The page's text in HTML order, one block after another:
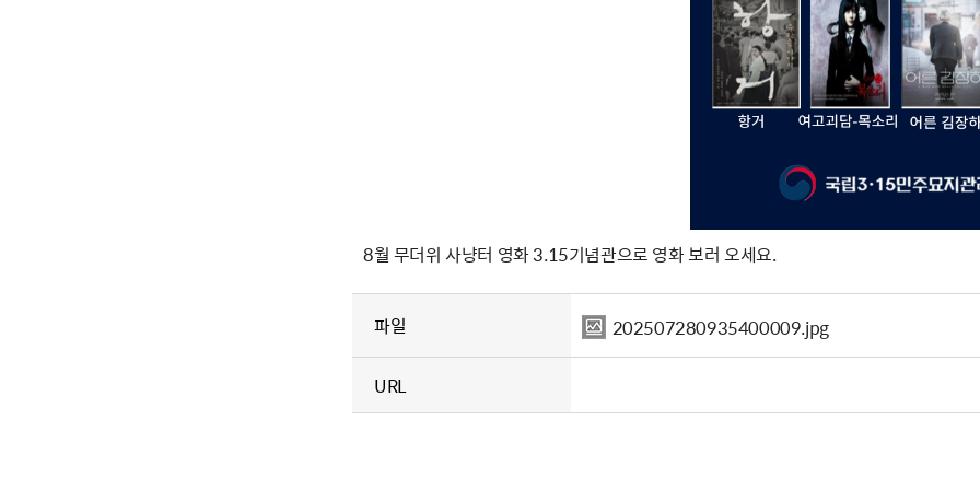
8월 무더위 사냥터 영화 3.15기념관으로 영화 보러 오세요.
파일 202507280935400009.jpg
URL